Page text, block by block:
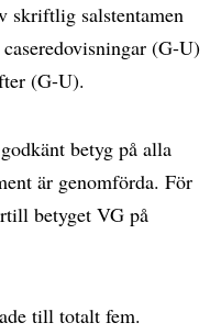
skriftlig salstentamen
(G-U)
(G-U).
betyg på alla
är genomförda. För
betyget VG på
till totalt fem.